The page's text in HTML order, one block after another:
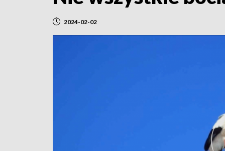
2024-02-02